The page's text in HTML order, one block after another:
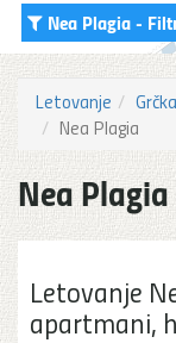
Nea Plagia-
Letovanje Grčka
Nea Plagia
Nea
Letovanje
apartmani,